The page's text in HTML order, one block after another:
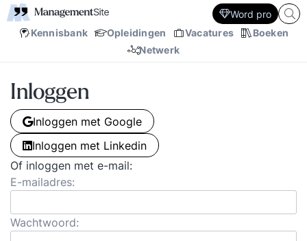
Kennisbank Opleidingen Vacatures
Boeken
Netwerk
Word pro
Inloggen
Inloggen met Google
Inloggen met Linkedin
Of inloggen met e-mail:
E-mailadres:
Wachtwoord: